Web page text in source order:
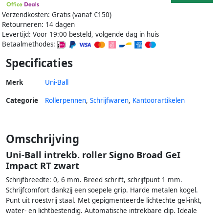
Verzendkosten: Gratis (vanaf €150)
Retourneren: 14 dagen
Levertijd: Voor 19:00 besteld, volgende dag in huis
Betaalmethodes:
Specificaties
Merk Uni-Ball
Categorie Rollerpennen, Schrijfwaren, Kantoorartikelen
Omschrijving
Uni-Ball intrekb. roller Signo Broad GeI
Impact RT zwart
Schrijfbreedte: 0, 6 mm. Breed schrift, schrijfpunt 1 mm.
Schrijfcomfort dankzij een soepele grip. Harde metalen kogel.
Punt uit roestvrij staal. Met gepigmenteerde lichtechte gel-inkt,
water- en lichtbestendig. Automatische intrekbare clip. Ideale